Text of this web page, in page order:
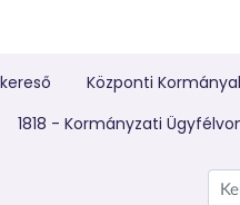
menü
Központi
1818 - Kormányzati
Kereső